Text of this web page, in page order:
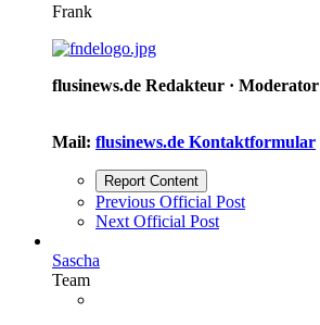
Frank
flusinews.de Redakteur · Moderator
Mail: flusinews.de Kontaktformular
Report Content
Previous Official Post
Next Official Post
Sascha
Team